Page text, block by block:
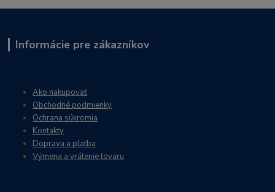
Informácie pre zákazníkov
Ako nakupovať
Obchodné podmienky
Ochrana súkromia
Kontakty
Doprava a platba
Výmena a vrátenie tovaru